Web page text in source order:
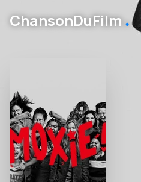
ChansonDuFilm․